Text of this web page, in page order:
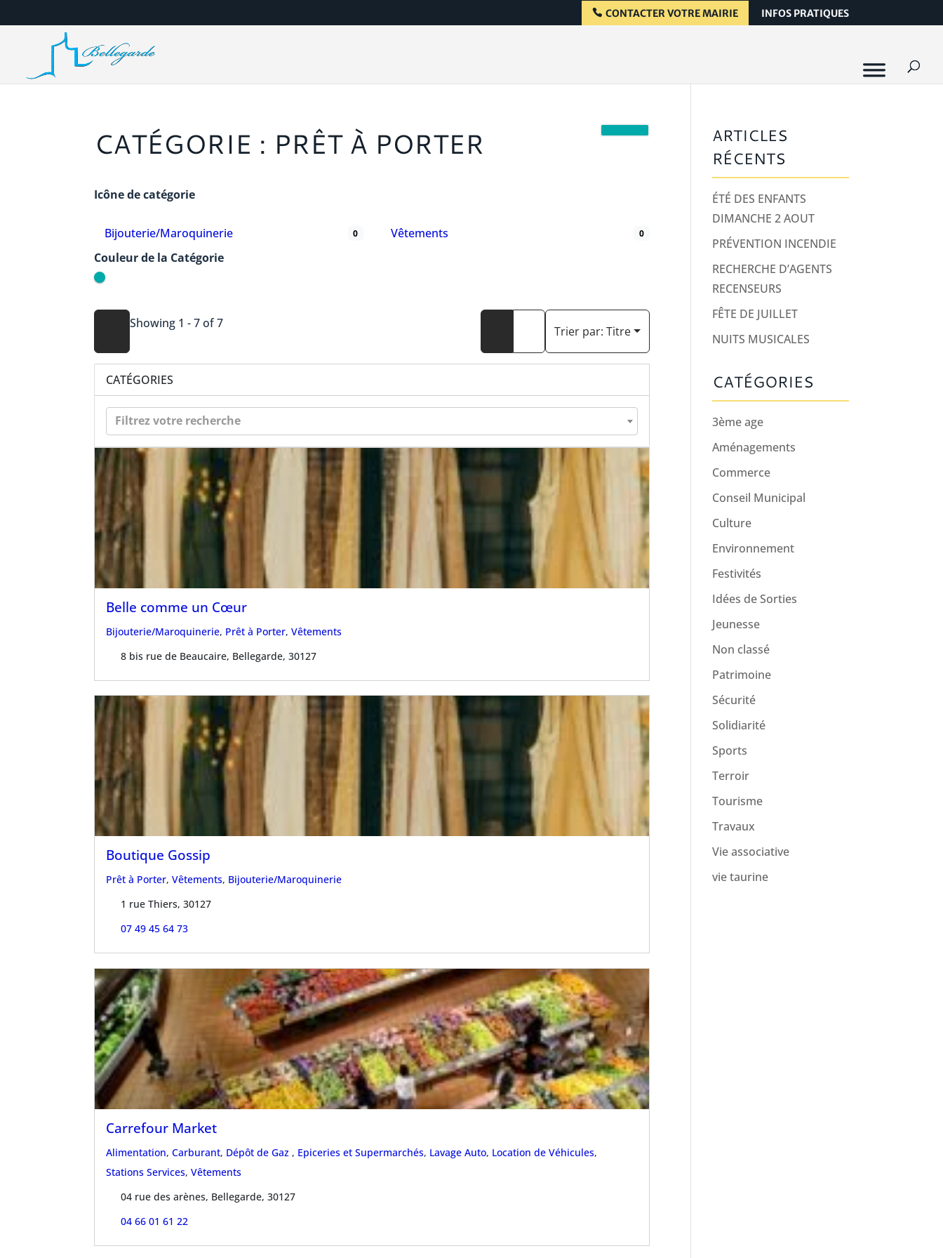
CONTACTER VOTRE MAIRIE INFOS PRATIQUES
CATÉGORIE : PRÊT À PORTER
Icône de catégorie
Bijouterie/Maroquinerie 0 Vêtements 0
Couleur de la Catégorie
Showing 1 - 7 of 7
Trier par:Titre
CATÉGORIES
Filtrez votre recherche
Belle comme un Cœur
Bijouterie/Maroquinerie, Prêt à Porter,Vêtements
8 bis rue de Beaucaire, Bellegarde, 30127
Boutique Gossip
Prêt à Porter,Vêtements, Bijouterie/Maroquinerie
1 rue Thiers, 30127
07 49 45 64 73
Carrefour Market
Alimentation,Carburant, Dépôt de Gaz , Epiceries et Supermarchés, Lavage Auto, Location de Véhicules,
Stations Services,Vêtements
04 rue des arènes, Bellegarde, 30127
04 66 01 61 22
ARTICLES
RÉCENTS
ÉTÉ DES ENFANTS
DIMANCHE 2 AOUT
PRÉVENTION INCENDIE
RECHERCHE D’AGENTS
RECENSEURS
FÊTE DE JUILLET
NUITS MUSICALES
CATÉGORIES
3ème age
Aménagements
Commerce
Conseil Municipal
Culture
Environnement
Festivités
Idées de Sorties
Jeunesse
Non classé
Patrimoine
Sécurité
Solidiarité
Sports
Terroir
Tourisme
Travaux
Vie associative
vie taurine